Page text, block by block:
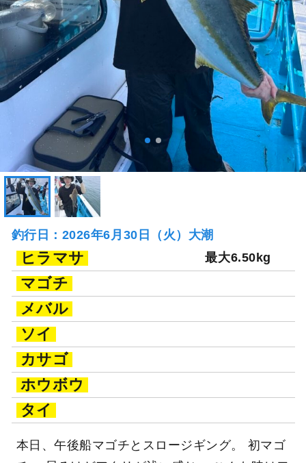
釣行日：2026年6月30日（火）大潮
ヒラマサ 最大6.50kg
マゴチ
メバル
ソイ
カサゴ
ホウボウ
タイ
本日、午後船マゴチとスロージギング。 初マゴ